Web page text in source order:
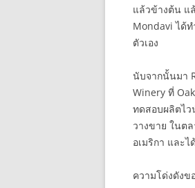
แล้วข้างต้น แ
Mondavi ได้
ตัวเอง
นับจากนั้นมา
Winery ที่
ทดสอบผลิตไว
วางขาย ในต
อเมริกา และ
ความโด่งดังข